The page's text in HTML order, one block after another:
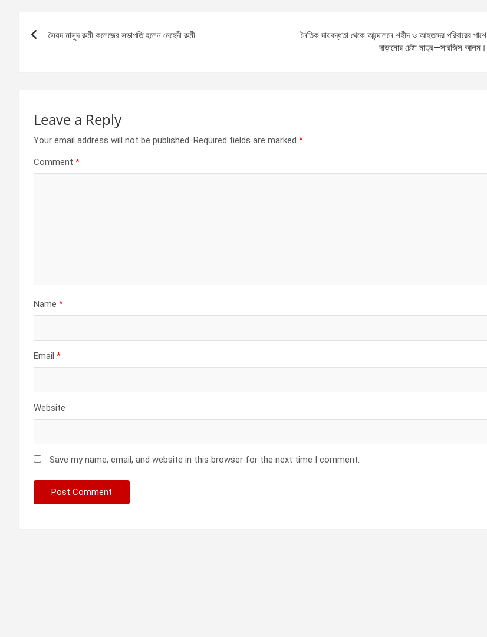
o
k
g A
p
navigation
সৈয়দ মাসুদ রুমী কলেজের সভাপতি হলেন মেহেদী রুমী
নৈতিক দায়বদ্ধতা থেকে আন্দোলনে শহীদ ও আহতদের পরিবারের পাশে
দাড়ানোর চেষ্টা মাত্র—সারজিস আলম।
Leave a Reply
Your email address will not be published. Required fields are marked *
Comment *
Name *
Email *
Website
Save my name, email, and website in this browser for the next time I comment.